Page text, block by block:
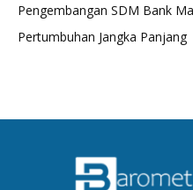
Pengembangan SDM Bank
Pertumbuhan Jangka Panjang